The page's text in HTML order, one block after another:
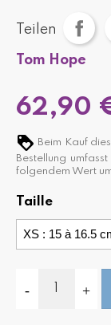
Teilen
Tom Hope
62,90
Beim Kauf
Bestellung
folgendem Wert
Taille